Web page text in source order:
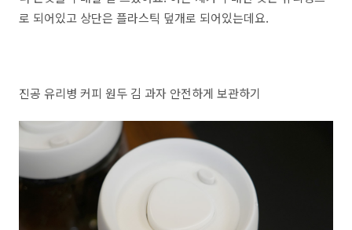
로 되어있고 상단은 플라스틱 덮개로 되어있는데요.
진공 유리병 커피 원두 김 과자 안전하게 보관하기